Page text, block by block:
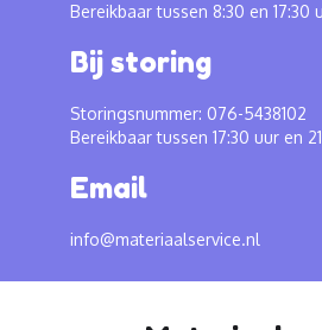
Bereikbaar tussen 8:30 en 17:30
Bij storing
Storingsnummer: 076-5438102
Bereikbaar tussen 17:30 uur en
Email
info@materiaalservice.nl